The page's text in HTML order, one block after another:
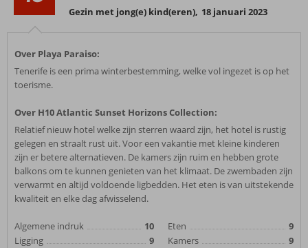
Gezin met jong(e) kind(eren), 18 januari 2023
Over Playa Paraiso:
Tenerife is een prima winterbestemming, welke vol ingezet is op het
toerisme.
Over H10 Atlantic Sunset Horizons Collection:
Relatief nieuw hotel welke zijn sterren waard zijn, het hotel is rustig
gelegen en straalt rust uit. Voor een vakantie met kleine kinderen
zijn er betere alternatieven. De kamers zijn ruim en hebben grote
balkons om te kunnen genieten van het klimaat. De zwembaden zijn
verwarmt en altijd voldoende ligbedden. Het eten is van uitstekende
kwaliteit en elke dag afwisselend.
Algemene indruk
10
Ligging
9
Eten
9
Kamers
9